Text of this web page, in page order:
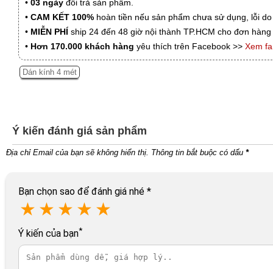
• 03 ngày đổi trả sản phẩm.
• CAM KẾT 100% hoàn tiền nếu sản phẩm chưa sử dụng, lỗi
• MIỄN PHÍ ship 24 đến 48 giờ nội thành TP.HCM cho đơn
• Hơn 170.000 khách hàng yêu thích trên Facebook >> Xem
Dán kính 4 mét
Ý kiến đánh giá sản phẩm
Địa chỉ Email của bạn sẽ không hiển thị. Thông tin bắt buộc có dấu *
Bạn chọn sao để đánh giá nhé *
★ ★ ★ ★ ★
Ý kiến của bạn*